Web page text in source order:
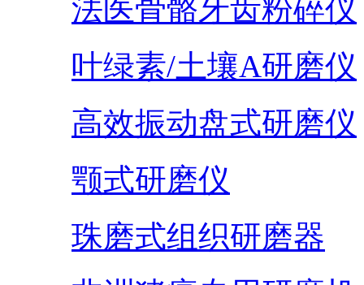
法医骨骼牙齿粉碎仪
叶绿素/土壤A研磨仪
高效振动盘式研磨仪
颚式研磨仪
珠磨式组织研磨器